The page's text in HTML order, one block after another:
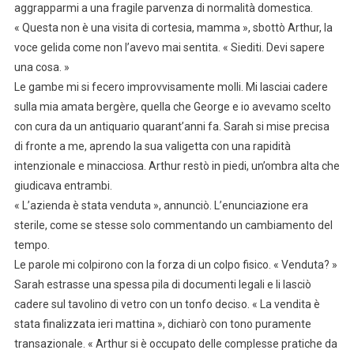
aggrapparmi a una fragile parvenza di normalità domestica.
« Questa non è una visita di cortesia, mamma », sbottò Arthur, la
voce gelida come non l’avevo mai sentita. « Siediti. Devi sapere
una cosa. »
Le gambe mi si fecero improvvisamente molli. Mi lasciai cadere
sulla mia amata bergère, quella che George e io avevamo scelto
con cura da un antiquario quarant’anni fa. Sarah si mise precisa
di fronte a me, aprendo la sua valigetta con una rapidità
intenzionale e minacciosa. Arthur restò in piedi, un’ombra alta che
giudicava entrambi.
« L’azienda è stata venduta », annunciò. L’enunciazione era
sterile, come se stesse solo commentando un cambiamento del
tempo.
Le parole mi colpirono con la forza di un colpo fisico. « Venduta? »
Sarah estrasse una spessa pila di documenti legali e li lasciò
cadere sul tavolino di vetro con un tonfo deciso. « La vendita è
stata finalizzata ieri mattina », dichiarò con tono puramente
transazionale. « Arthur si è occupato delle complesse pratiche da